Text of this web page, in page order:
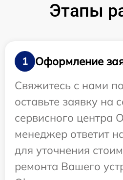
Этапы
1
Оформление
Свяжитесь с нами
оставьте заявку на
сервисного центра
менеджер ответит
для уточнения
ремонта Вашего